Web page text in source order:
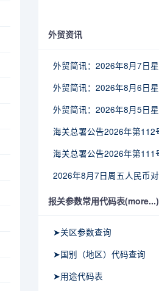
外贸资讯
报关参数常用代码表(more...)
➤关区参数查询
➤国别（地区）代码查询
➤用途代码表